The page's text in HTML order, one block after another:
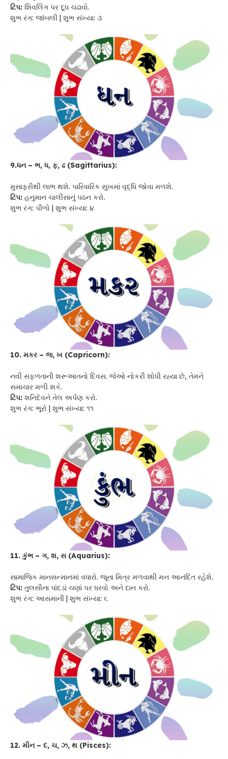
ટિપ: શિવલિંગ પર દૂધ ચઢાવો.
શુભ રંગ: જાંબલી | શુભ સંખ્યા: ૩
9.ધન – ભ, ધ, ફ, ઢ (Sagittarius):
મુસાફરીથી લાભ થશે. પારિવારિક સુખમાં વૃદ્ધિ જોવા મળશે.
ટિપ: હનુમાન ચાલીસાનું પઠન કરો.
શુભ રંગ: પીળો | શુભ સંખ્યા: ૪
10. મકર – જ, ખ (Capricorn):
નવી સફળતાની શરૂઆતનો દિવસ. જેઓ નોકરી શોધી રહ્યા છે, તેમને
સમાચાર મળી શકે.
ટિપ: શનિદેવને તેલ અર્પણ કરો.
શુભ રંગ: ભૂરો | શુભ સંખ્યા: ૧૧
11. કુંભ – ગ, શ, સ (Aquarius):
સામાજિક માનસન્માનમાં વધારો. જૂના મિત્ર મળવાથી મન આનંદિત રહેશે.
ટિપ: તુલસીના પાંદડાં ચણાં પર ધરવો અને દાન કરો.
શુભ રંગ: આસમાની | શુભ સંખ્યા: ૬
12. મીન – દ, ચ, ઝ, થ (Pisces):